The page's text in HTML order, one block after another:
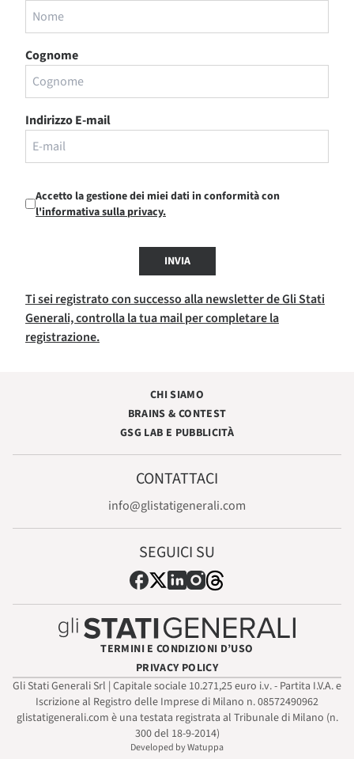
Cognome
Indirizzo E-mail
Accetto la gestione dei miei dati in conformità con
l'informativa sulla privacy.
INVIA
Ti sei registrato con successo alla newsletter de Gli Stati
Generali, controlla la tua mail per completare la
registrazione.
CHI SIAMO
BRAINS & CONTEST
GSG LAB E PUBBLICITÀ
CONTATTACI
info@glistatigenerali.com
SEGUICI SU
TERMINI E CONDIZIONI D’USO
PRIVACY POLICY
Gli Stati Generali Srl | Capitale sociale 10.271,25 euro i.v. - Partita I.V.A. e
Iscrizione al Registro delle Imprese di Milano n. 08572490962
glistatigenerali.com è una testata registrata al Tribunale di Milano (n.
300 del 18-9-2014)
Developed by Watuppa